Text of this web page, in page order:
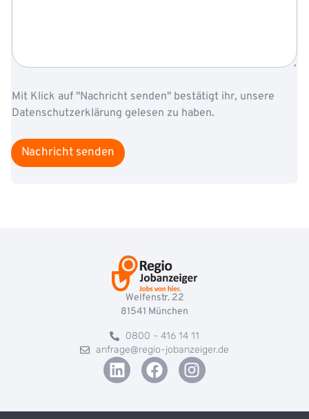
E
e
E
M
a
V
n
a
e
E
-
Mit Klick auf "Nachricht senden" bestätigt ihr, unsere
Datenschutzerklärung gelesen zu haben.
Nachricht senden
Welfenstr. 22
81541 München
0800 - 416 14 11
anfrage@regio-jobanzeiger.de